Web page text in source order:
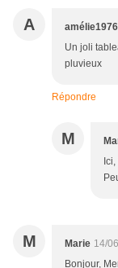
A amélie1976
Un joli
pluvieux
Répondre
M
M Marie 14/
Bonjour,